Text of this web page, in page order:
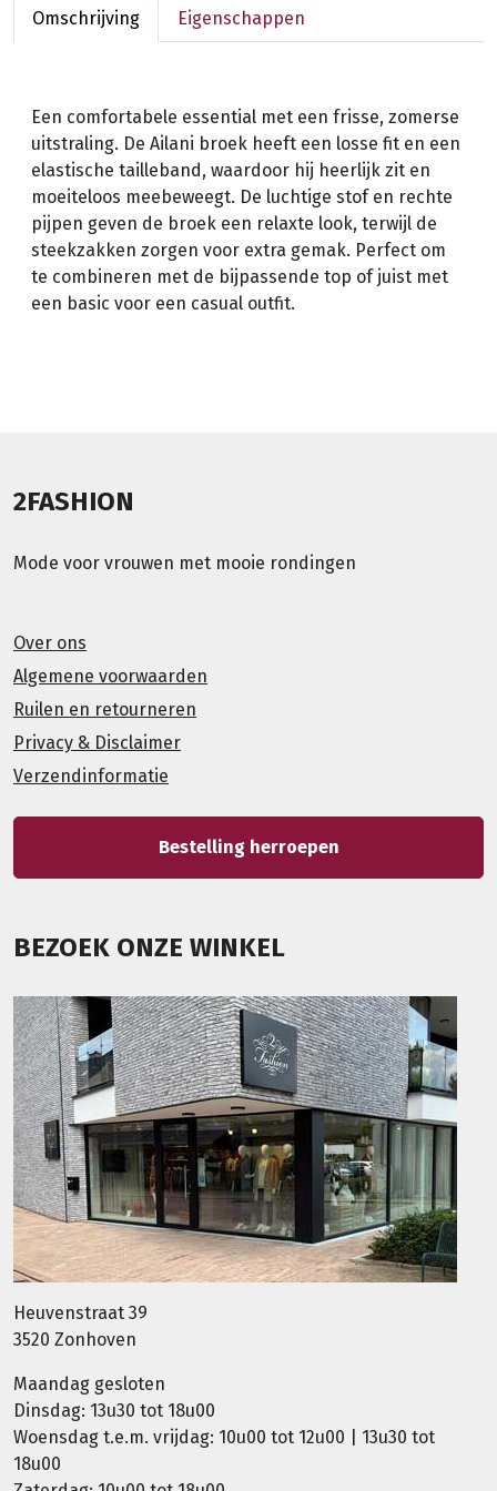
Omschrijving Eigenschappen
Een comfortabele essential met een frisse, zomerse
uitstraling. De Ailani broek heeft een losse fit en een
elastische tailleband, waardoor hij heerlijk zit en
moeiteloos meebeweegt. De luchtige stof en rechte
pijpen geven de broek een relaxte look, terwijl de
steekzakken zorgen voor extra gemak. Perfect om
te combineren met de bijpassende top of juist met
een basic voor een casual outfit.
2FASHION
Mode voor vrouwen met mooie rondingen
Over ons
Algemene voorwaarden
Ruilen en retourneren
Privacy & Disclaimer
Verzendinformatie
Bestelling herroepen
BEZOEK ONZE WINKEL
Heuvenstraat 39
3520 Zonhoven
Maandag gesloten
Dinsdag: 13u30 tot 18u00
Woensdag t.e.m. vrijdag: 10u00 tot 12u00 | 13u30 tot
18u00